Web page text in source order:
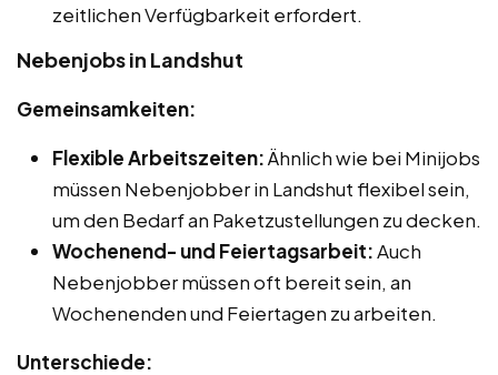
zeitlichen Verfügbarkeit erfordert.
Nebenjobs in Landshut
Gemeinsamkeiten:
Flexible Arbeitszeiten:Ähnlich wie bei Minijobs
müssen Nebenjobber in Landshut flexibel sein,
um den Bedarf an Paketzustellungen zu decken.
Wochenend- und Feiertagsarbeit:Auch
Nebenjobber müssen oft bereit sein, an
Wochenenden und Feiertagen zu arbeiten.
Unterschiede: